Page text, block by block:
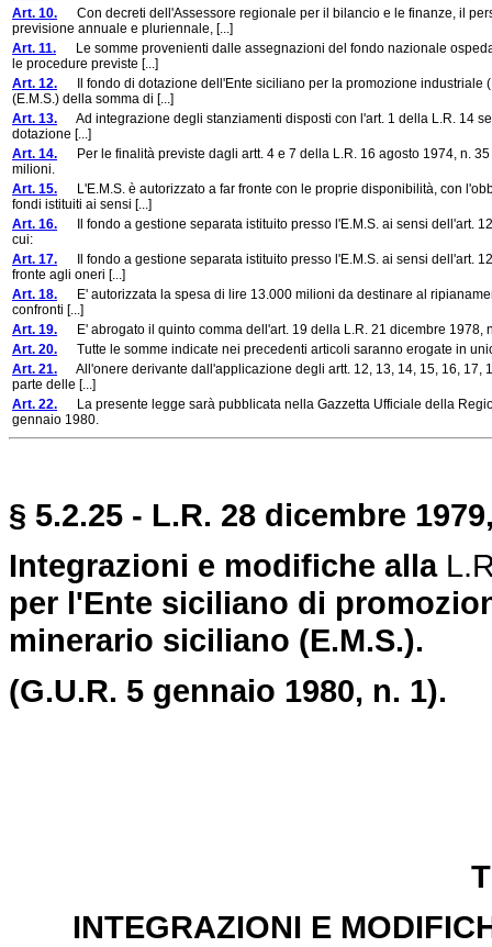
Art. 10. Con decreti dell'Assessore regionale per il bilancio e le finanze, il
previsione annuale e pluriennale, [...]
Art. 11. Le somme provenienti dalle assegnazioni del fondo nazionale
le procedure previste [...]
Art. 12. Il fondo di dotazione dell'Ente siciliano per la promozione industriale
(E.M.S.) della somma di [...]
Art. 13. Ad integrazione degli stanziamenti disposti con l'art. 1 della L.R. 14
dotazione [...]
Art. 14. Per le finalità previste dagli artt. 4 e 7 della L.R. 16 agosto 1974, n.
milioni.
Art. 15. L'E.M.S. è autorizzato a far fronte con le proprie disponibilità, con
fondi istituiti ai sensi [...]
Art. 16. Il fondo a gestione separata istituito presso l'E.M.S. ai sensi dell'art.
cui:
Art. 17. Il fondo a gestione separata istituito presso l'E.M.S. ai sensi dell'art.
fronte agli oneri [...]
Art. 18. E' autorizzata la spesa di lire 13.000 milioni da destinare al
confronti [...]
Art. 19. E' abrogato il quinto comma dell'art. 19 della L.R. 21 dicembre 1978,
Art. 20. Tutte le somme indicate nei precedenti articoli saranno erogate in
Art. 21. All'onere derivante dall'applicazione degli artt. 12, 13, 14, 15, 16, 17,
parte delle [...]
Art. 22. La presente legge sarà pubblicata nella Gazzetta Ufficiale della
gennaio 1980.
§ 5.2.25 - L.R. 28 dicembre
Integrazioni e modifiche alla
per l'Ente siciliano di
minerario siciliano (E.M.S.).
(G.U.R. 5 gennaio 1980, n. 1).
INTEGRAZIONI E